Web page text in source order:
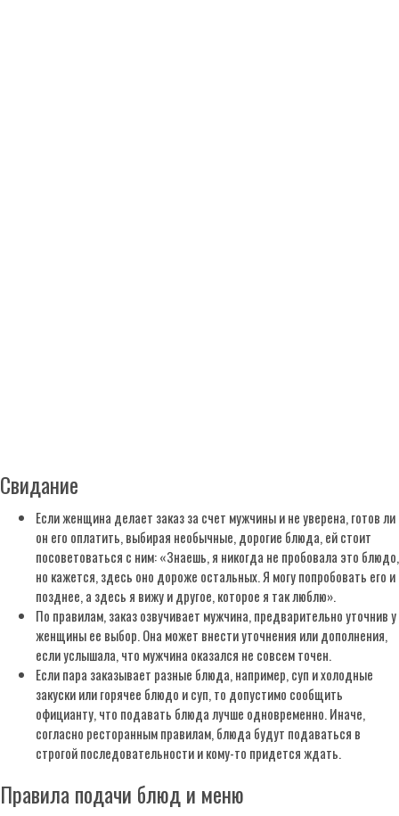
Свидание
Если женщина делает заказ за счет мужчины и не уверена, готов ли
он его оплатить, выбирая необычные, дорогие блюда, ей стоит
посоветоваться с ним: «Знаешь, я никогда не пробовала это блюдо,
но кажется, здесь оно дороже остальных. Я могу попробовать его и
позднее, а здесь я вижу и другое, которое я так люблю».
По правилам, заказ озвучивает мужчина, предварительно уточнив у
женщины ее выбор. Она может внести уточнения или дополнения,
если услышала, что мужчина оказался не совсем точен.
Если пара заказывает разные блюда, например, суп и холодные
закуски или горячее блюдо и суп, то допустимо сообщить
официанту, что подавать блюда лучше одновременно. Иначе,
согласно ресторанным правилам, блюда будут подаваться в
строгой последовательности и кому-то придется ждать.
Правила подачи блюд и меню